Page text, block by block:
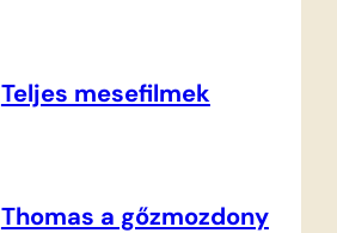
Teljes mesefilmek
Thomas a gőzmozdony